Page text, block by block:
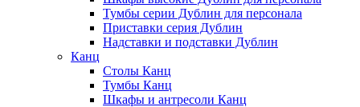
Тумбы серии Дублин для персонала
Приставки серия Дублин
Надставки и подставки Дублин
Канц
Столы Канц
Тумбы Канц
Шкафы и антресоли Канц